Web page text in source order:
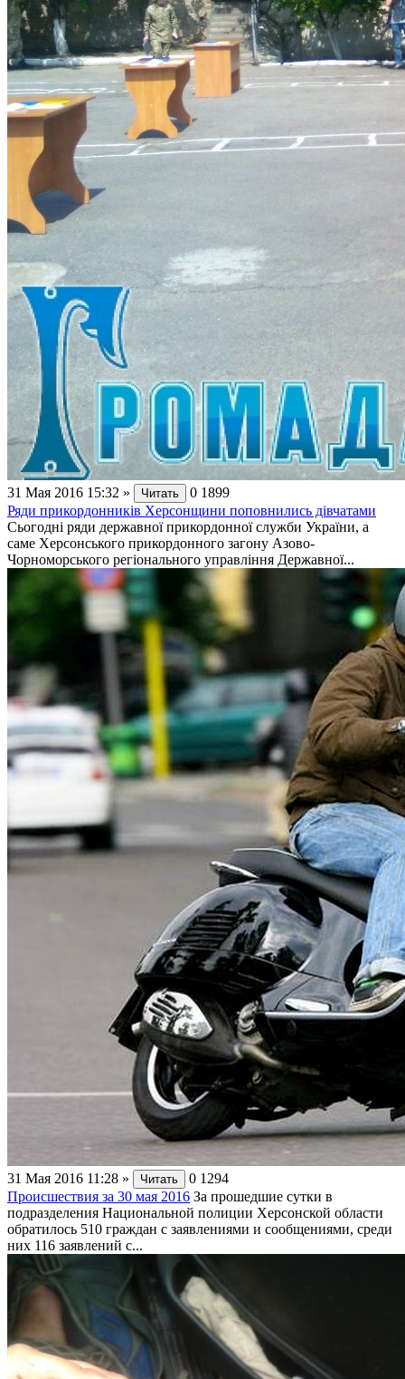
31 Мая 2016 15:32 » Читать 0 1899
Ряди прикордонників Херсонщини поповнились дівчатами
Сьогодні ряди державної прикордонної служби України, а
саме Херсонського прикордонного загону Азово-
Чорноморського регіонального управління Державної...
31 Мая 2016 11:28 » Читать 0 1294
Происшествия за 30 мая 2016 За прошедшие сутки в
подразделения Национальной полиции Херсонской области
обратилось 510 граждан с заявлениями и сообщениями, среди
них 116 заявлений с...